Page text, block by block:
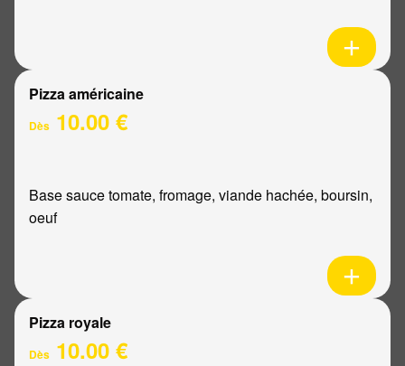
Pizza américaine
Dès 10.00 €
Base sauce tomate, fromage, viande hachée, boursin,
oeuf
Pizza royale
Dès 10.00 €